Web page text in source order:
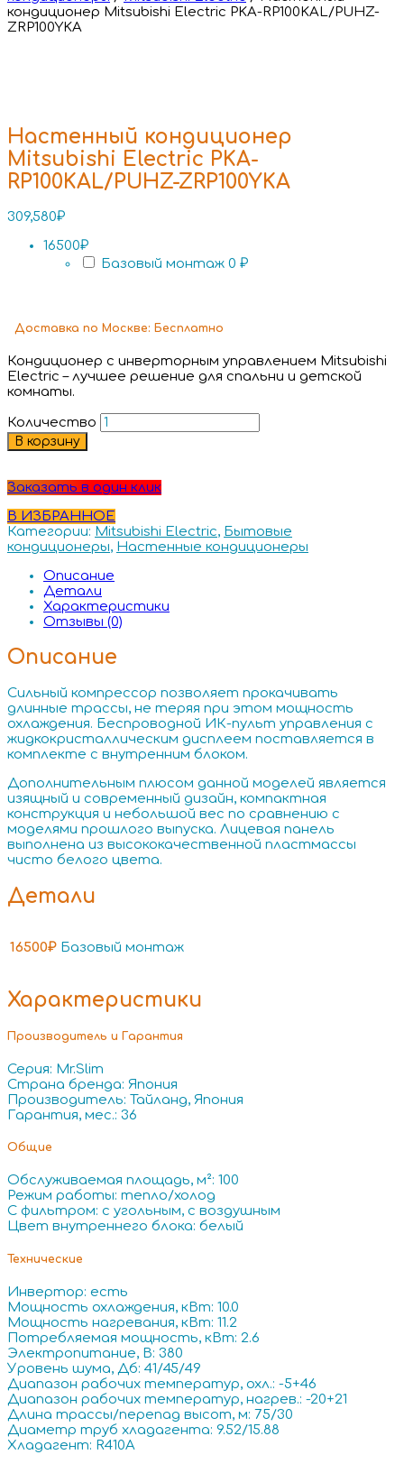
кондиционер Mitsubishi Electric PKA-RP100KAL/PUHZ-
ZRP100YKA
Настенный кондиционер
Mitsubishi Electric PKA-
RP100KAL/PUHZ-ZRP100YKA
309,580₽
16500₽
Базовый монтаж 0 ₽
Доставка по Москве: Бесплатно
Кондиционер с инверторным управлением Mitsubishi
Electric – лучшее решение для спальни и детской
комнаты.
Количество
В корзину
Заказать в один клик
В ИЗБРАННОЕ
Категории: Mitsubishi Electric, Бытовые
кондиционеры, Настенные кондиционеры
Описание
Детали
Характеристики
Отзывы (0)
Описание
Сильный компрессор позволяет прокачивать
длинные трассы, не теряя при этом мощность
охлаждения. Беспроводной ИК-пульт управления с
жидкокристаллическим дисплеем поставляется в
комплекте с внутренним блоком.
Дополнительным плюсом данной моделей является
изящный и современный дизайн, компактная
конструкция и небольшой вес по сравнению с
моделями прошлого выпуска. Лицевая панель
выполнена из высококачественной пластмассы
чисто белого цвета.
Детали
16500₽ Базовый монтаж
Характеристики
Производитель и Гарантия
Серия: Mr.Slim
Страна бренда: Япония
Производитель: Тайланд, Япония
Гарантия, мес.: 36
Общие
Обслуживаемая площадь, м²: 100
Режим работы: тепло/холод
С фильтром: с угольным, с воздушным
Цвет внутреннего блока: белый
Технические
Инвертор: есть
Мощность охлаждения, кВт: 10.0
Мощность нагревания, кВт: 11.2
Потребляемая мощность, кВт: 2.6
Электропитание, В: 380
Уровень шума, Дб: 41/45/49
Диапазон рабочих температур, охл.: -5+46
Диапазон рабочих температур, нагрев.: -20+21
Длина трассы/перепад высот, м: 75/30
Диаметр труб хладагента: 9.52/15.88
Хладагент: R410A